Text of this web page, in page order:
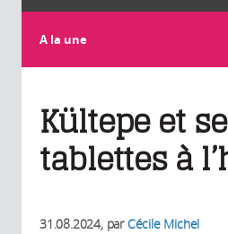
A la une
Kültepe et
tablettes à
31.08.2024, parCécile Michel